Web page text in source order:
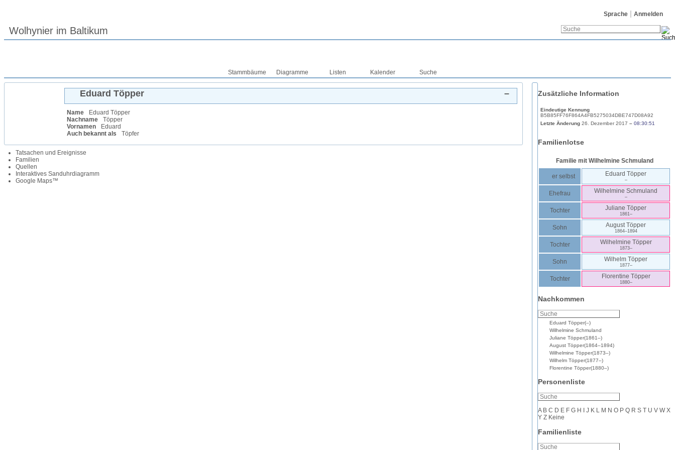
Sprache Anmelden
Wolhynier im Baltikum
Stammbäume Diagramme Listen Kalender Suche
Eduard Töpper –
Name Eduard Töpper
Nachname
Töpper
Vornamen
Eduard
Auch bekannt als
Töpfer
Tatsachen und Ereignisse
Familien
Quellen
Interaktives Sanduhrdiagramm
Google Maps™
Zusätzliche Information
Eindeutige Kennung
B5B85FF76F864A4FB5275034DBE747D08A92
Letzte Änderung 26. Dezember 2017 – 08:30:51
Familienlotse
Familie mit Wilhelmine Schmuland
er selbst Eduard Töpper
–
Ehefrau Wilhelmine Schmuland
–
Tochter Juliane Töpper
1861–
Sohn AugustTöpper
1864–1894
Tochter Wilhelmine Töpper
1873–
Sohn Wilhelm Töpper
1877–
Tochter Florentine Töpper
1880–
Nachkommen
Eduard Töpper(–)
Wilhelmine Schmuland
Juliane Töpper(1861–)
August Töpper(1864–1894)
Wilhelmine Töpper(1873–)
Wilhelm Töpper(1877–)
Florentine Töpper(1880–)
Personenliste
A B C D E F G H J K L M N O P Q R S T U V W X
Y Z Keine
Familienliste